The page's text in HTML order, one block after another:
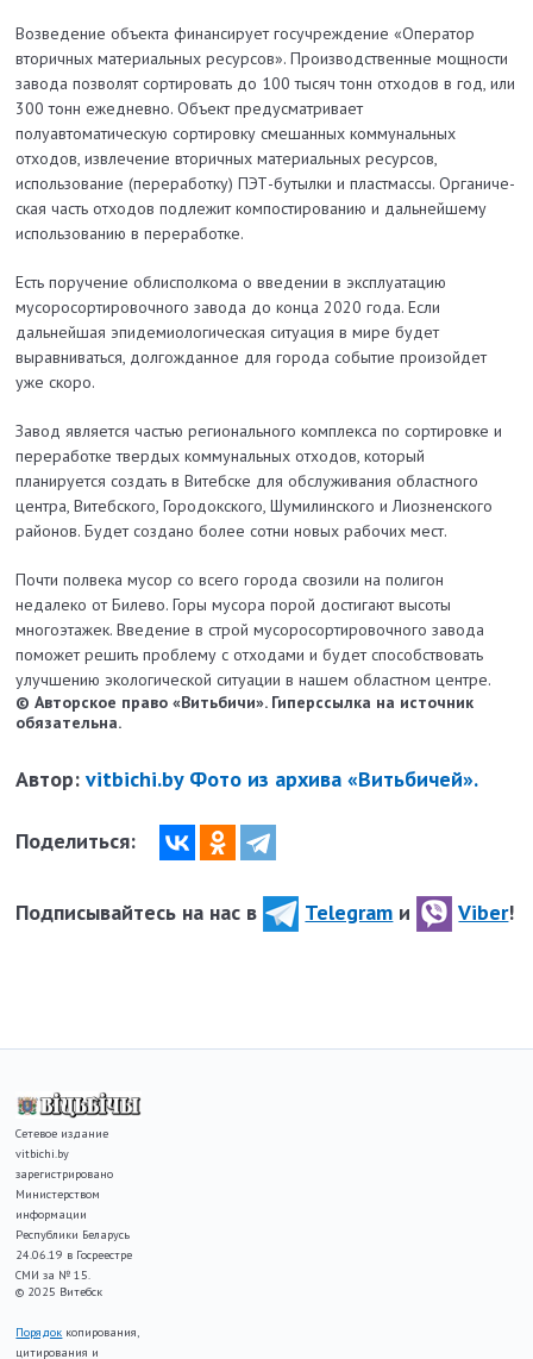
Возведение объекта финансирует госучреждение «Оператор
вторичных материальных ресурсов». Производственные мощности
завода позволят сортировать до 100 тысяч тонн отходов в год, или
300 тонн ежедневно. Объект предусматривает
полуавтоматическую сортировку смешанных коммунальных
отходов, извлечение вторичных материальных ресурсов,
использование (переработку) ПЭТ-бутылки и пластмассы. Органиче­
ская часть отходов подлежит компостированию и дальнейшему
использованию в переработке.
Есть поручение облисполкома о введении в эксплуатацию
мусоросортировочного завода до конца 2020 года. Если
дальнейшая эпидемиологическая ситуация в мире будет
выравниваться, долгожданное для города событие произойдет
уже скоро.
Завод является частью регионального комплекса по сортировке и
переработке твердых коммунальных отходов, который
планируется создать в Витебске для обслуживания областного
центра, Витебского, Городокского, Шумилинского и Лиозненского
районов. Будет создано более сотни новых рабочих мест.
Почти полвека мусор со всего города свозили на полигон
недалеко от Билево. Горы мусора порой достигают высоты
многоэтажек. Введение в строй мусоросортировочного завода
поможет решить проб­лему с отходами и будет способствовать
улуч­шению экологической ситуации в нашем областном центре.
© Авторское право «Витьбичи». Гиперссылка на источник
обязательна.
Автор:vitbichi.by Фото из архива «Витьбичей».
Поделиться:
Подписывайтесь на нас в Telegram и Viber!
Сетевое издание
vitbichi.by
зарегистрировано
Министерством
информации
Республики Беларусь
24.06.19 в Госреестре
СМИ за № 15.
© 2025 Витебск
Порядок копирования,
цитирования и